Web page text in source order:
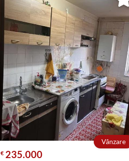
Vânzare
€ 235.000